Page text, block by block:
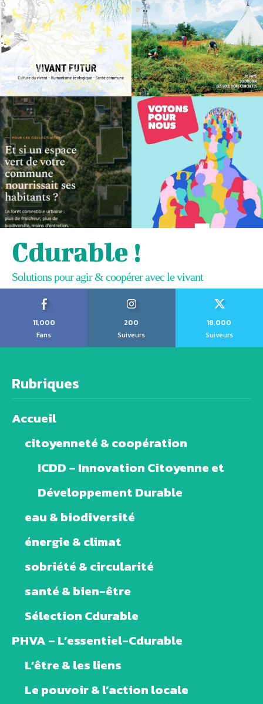
Cdurable !
Solutions pour agir & coopérer avec le vivant
11,000
Fans
200
Suiveurs
18,000
Suiveurs
Rubriques
Accueil
citoyenneté & coopération
ICDD – Innovation Citoyenne et
Développement Durable
eau & biodiversité
énergie & climat
sobriété & circularité
santé & bien-être
Sélection Cdurable
PHVA – L’essentiel-Cdurable
L’être & les liens
Le pouvoir & l’action locale